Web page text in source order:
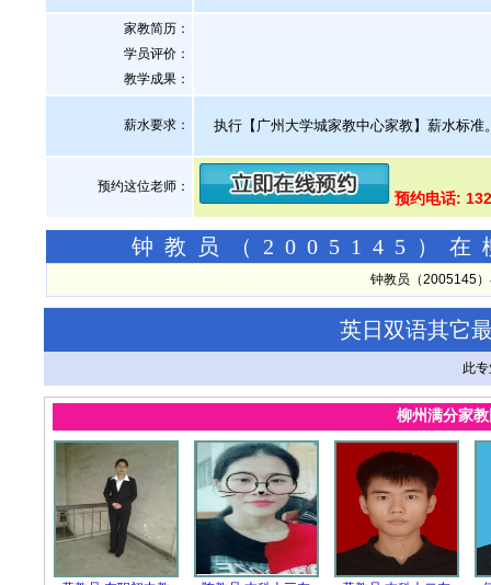
家教简历：
学员评价：
教学成果：
薪水要求： 执行【广州大学城家教中心家教】薪水标准
预约这位老师：
预约电话:
钟教员（2005145）在
钟教员（2005145
英日双语其它
此
柳州满分家